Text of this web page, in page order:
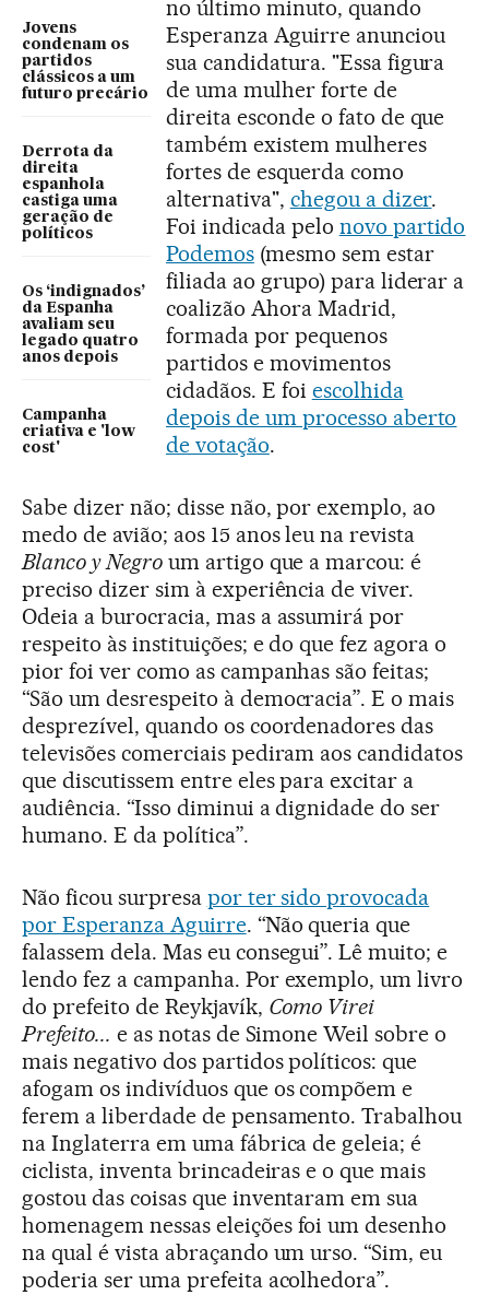
Jovens
condenam os
partidos
clássicos a um
futuro precário
Derrota da
direita
espanhola
castiga uma
geração de
políticos
Os ‘indignados’
da Espanha
avaliam seu
legado quatro
anos depois
Campanha
criativa e 'low
cost'
no último minuto, quando
Esperanza Aguirre anunciou
sua candidatura. "Essa figura
de uma mulher forte de
direita esconde o fato de que
também existem mulheres
fortes de esquerda como
alternativa", chegou a dizer.
Foi indicada pelo novo partido
Podemos(mesmo sem estar
filiada ao grupo) para liderar a
coalizão Ahora Madrid,
formada por pequenos
partidos e movimentos
cidadãos. E foi escolhida
depois de um processo aberto
de votação.
Sabe dizer não; disse não, por exemplo, ao
medo de avião; aos 15 anos leu na revista
Blanco y Negroum artigo que a marcou: é
preciso dizer sim à experiência de viver.
Odeia a burocracia, mas a assumirá por
respeito às instituições; e do que fez agora o
pior foi ver como as campanhas são feitas;
“São um desrespeito à democracia”. E o mais
desprezível, quando os coordenadores das
televisões comerciais pediram aos candidatos
que discutissem entre eles para excitar a
audiência. “Isso diminui a dignidade do ser
humano. E da política”.
Não ficou surpresa por ter sido provocada
por Esperanza Aguirre. “Não queria que
falassem dela. Mas eu consegui”. Lê muito; e
lendo fez a campanha. Por exemplo, um livro
do prefeito de Reykjavík, Como Virei
Prefeito... e as notas de Simone Weil sobre o
mais negativo dos partidos políticos: que
afogam os indivíduos que os compõem e
ferem a liberdade de pensamento. Trabalhou
na Inglaterra em uma fábrica de geleia; é
ciclista, inventa brincadeiras e o que mais
gostou das coisas que inventaram em sua
homenagem nessas eleições foi um desenho
na qual é vista abraçando um urso. “Sim, eu
poderia ser uma prefeita acolhedora”.